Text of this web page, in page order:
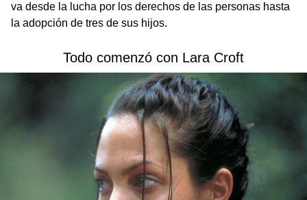
va desde la lucha por los derechos de las personas hasta
la adopción de tres de sus hijos.
Todo comenzó con Lara Croft